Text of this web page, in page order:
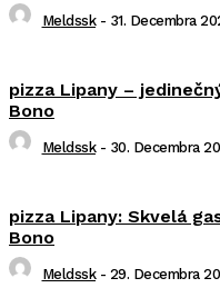
Meldssk - 31. Decembra
pizza Lipany –
Bono
Meldssk - 30. Decembra
pizza Lipany: Skvelá
Bono
Meldssk - 29. Decembra